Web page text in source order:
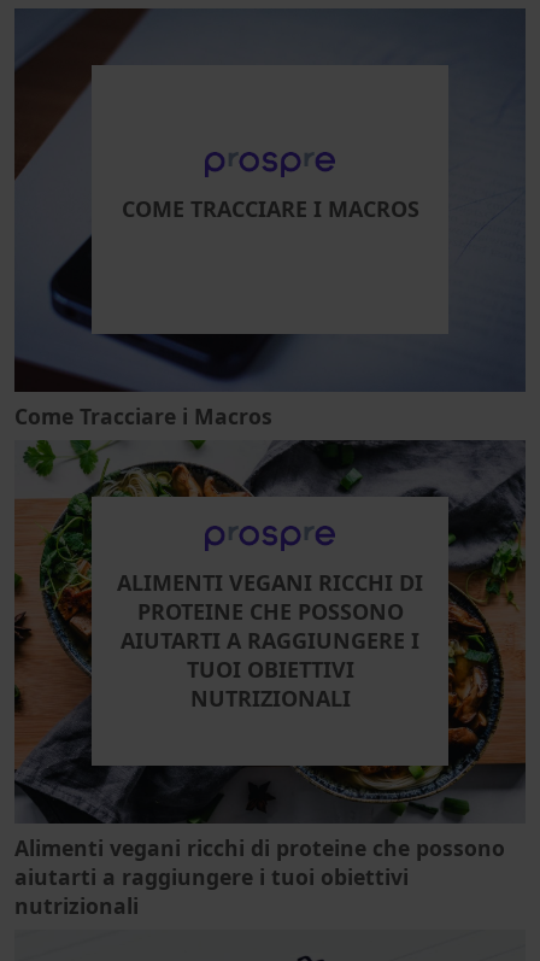
COME TRACCIARE I MACROS
Come Tracciare i Macros
ALIMENTI VEGANI RICCHI DI
PROTEINE CHE POSSONO
AIUTARTI A RAGGIUNGERE I
TUOI OBIETTIVI
NUTRIZIONALI
Alimenti vegani ricchi di proteine che possono
aiutarti a raggiungere i tuoi obiettivi
nutrizionali